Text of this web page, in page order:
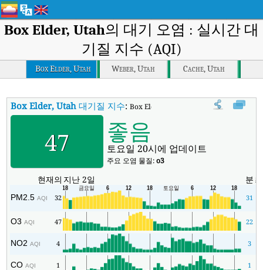
Box Elder, Utah의 대기 오염 : 실시간 대
기질 지수 (AQI)
Box Elder, Utah Weber, Utah Cache, Utah
Box Elder, Utah 대기질 지수:Box Elder, Utah실시간 대기질 지수 (AQI).
47 좋음
토요일 20시에 업데이트
주요 오염 물질:o3
현재의 지난 2일 분
PM2.5AQI 32 31
O3AQI 47 22
NO2AQI 4 3
COAQI 1 1